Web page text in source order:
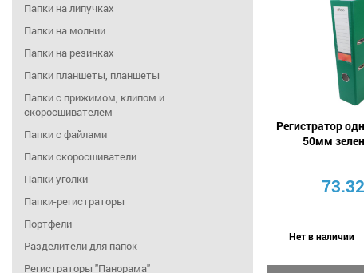
Папки на липучках
Папки на молнии
Папки на резинках
Папки планшеты, планшеты
Папки с прижимом, клипом и
скоросшивателем
Папки с файлами
Папки скоросшиватели
Папки уголки
Папки-регистраторы
Портфели
Разделители для папок
Регистраторы "Панорама"
Регистратор
50мм
Нет в наличии